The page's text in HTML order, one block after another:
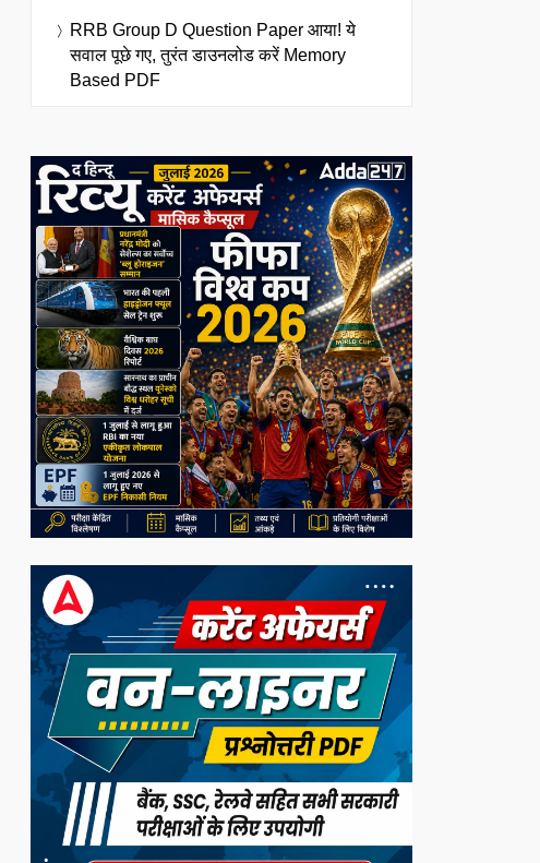
RRB Group D Question Paper आया! ये
सवाल पूछे गए, तुरंत डाउनलोड करें Memory
Based PDF